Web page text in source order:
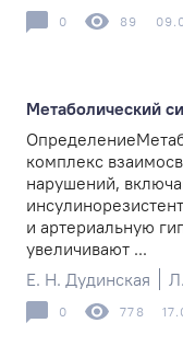
0 89
Метаболический
комплекс
нарушений,
и артериальную
увеличивают ...
Е. Н. Дудинская
0 778